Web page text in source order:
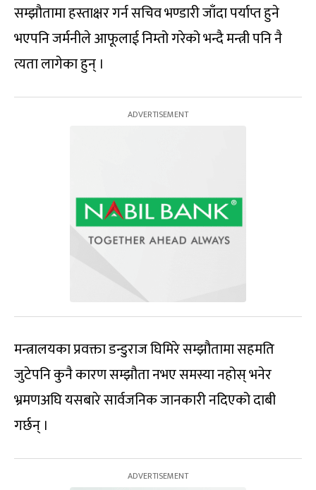
सम्झौतामा हस्ताक्षर गर्न सचिव भण्डारी जाँदा पर्याप्त हुने
भएपनि जर्मनीले आफूलाई निम्तो गरेको भन्दै मन्त्री पनि नै
त्यता लागेका हुन् ।
मन्त्रालयका प्रवक्ता डन्डुराज घिमिरे सम्झौतामा सहमति
जुटेपनि कुनै कारण सम्झौता नभए समस्या नहोस् भनेर
भ्रमणअघि यसबारे सार्वजनिक जानकारी नदिएको दाबी
गर्छन् ।